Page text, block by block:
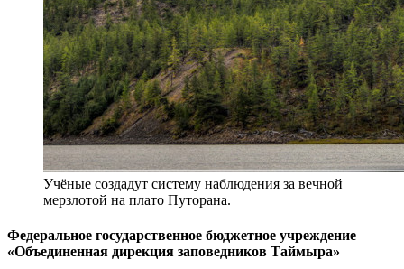
мерзлотой на плато Путорана.